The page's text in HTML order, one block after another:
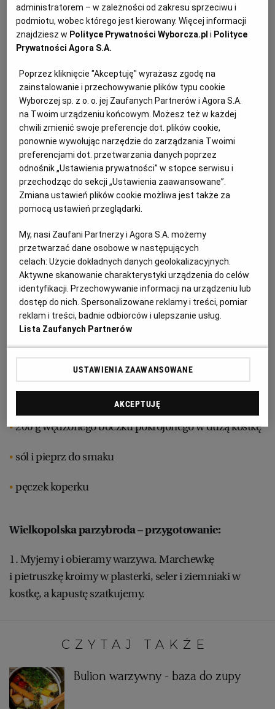
KUCHNIA NIEMIECKA
KATOWICE
KOSZALIN
KRAKÓW
LUBLIN
ŁÓDŹ
OLSZTYN
OPOLE
PŁOCK
POZNAŃ
RADOM
RYBNIK
RZESZÓW
SZCZECIN
TORUŃ
WAŁBRZYCH
NASZA EUROPA
SŁÓWKA. MAGAZYN O JĘZYKU
INNE SERWISY
GAZETA.PL
TOK FM
SPORT.PL
PUBLIO.PL
KULTURALNYSKLEP.PL
DZIECKO
ZDROWIE
POGODA
PODRÓŻE
WIDEO
FORUM
Wielkopolska parzybroda – składniki:
4 marchewki
2 pietruszki
seler
10 średnich ziemniaków
mała cebula
średnia główka młodej białej kapusty lub kapusty
włoskiej
5 ziaren ziela angielskiego
200 g wędzonego boczku pokrojonego w dużą kostkę
sól i pieprz do smaku
pęczek koperku
Wielkopolska parzybroda – przygotowanie:
1. Myjemy i obieramy warzywa. Marchewkę
i pietruszkę kroimy w plasterki, seler i ziemniaki w
kostkę, a kapustę szatkujemy.
CZYTAJ TAKŻE:
Bulion warzywny - baza do zupy
administratorem – w zależności od zakresu sprzeciwu i
podmiotu, wobec którego jest kierowany. Więcej informacji
znajdziesz w Polityce Prywatności Wyborcza.pl i Polityce
Prywatności Agora S.A.
Poprzez kliknięcie "Akceptuję" wyrażasz zgodę na
zainstalowanie i przechowywanie plików typu cookie
Wyborczej sp. z o. o. jej Zaufanych Partnerów i Agora S.A.
na Twoim urządzeniu końcowym. Możesz też w każdej
chwili zmienić swoje preferencje dot. plików cookie,
ponownie wywołując narzędzie do zarządzania Twoimi
preferencjami dot. przetwarzania danych poprzez
odnośnik „Ustawienia prywatności” w stopce serwisu i
przechodząc do sekcji „Ustawienia zaawansowane”.
Zmiana ustawień plików cookie możliwa jest także za
pomocą ustawień przeglądarki.
My, nasi Zaufani Partnerzy i Agora S.A. możemy
przetwarzać dane osobowe w następujących
celach:Użycie dokładnych danych geolokalizacyjnych.
Aktywne skanowanie charakterystyki urządzenia do celów
identyfikacji. Przechowywanie informacji na urządzeniu lub
dostęp do nich. Spersonalizowane reklamy i treści, pomiar
reklam i treści, badnie odbiorców i ulepszanie usług.
Lista Zaufanych Partnerów
USTAWIENIA ZAAWANSOWANE
AKCEPTUJĘ